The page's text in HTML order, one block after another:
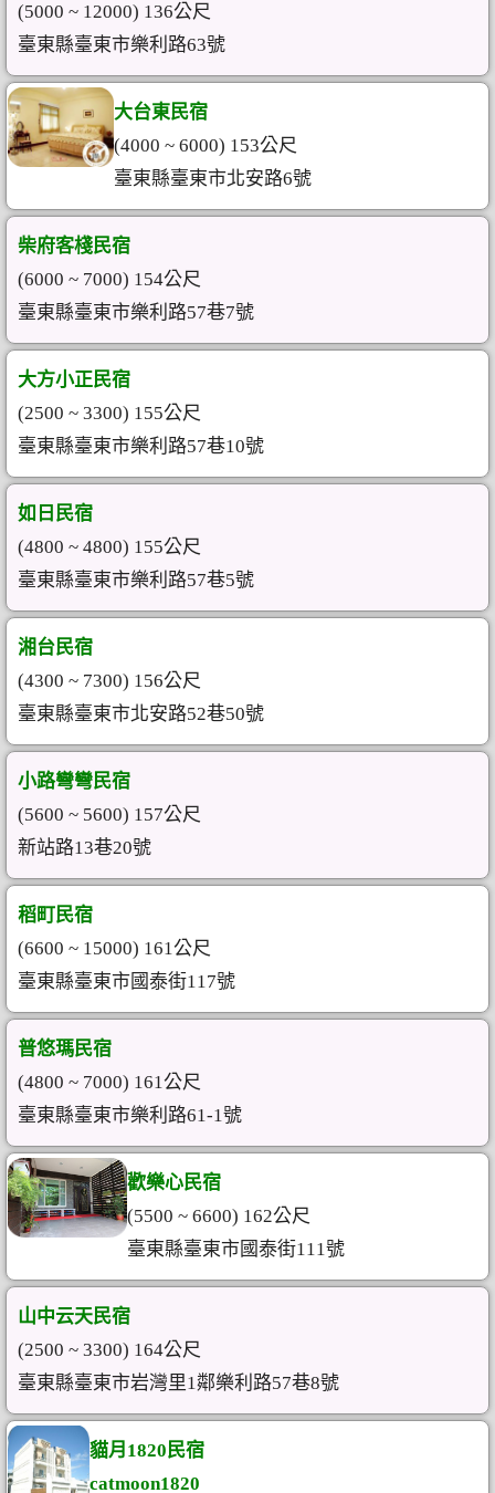
(5000 ~ 12000) 136公尺
臺東縣臺東市樂利路63號
大台東民宿
(4000 ~ 6000) 153公尺
臺東縣臺東市北安路6號
柴府客棧民宿
(6000 ~ 7000) 154公尺
臺東縣臺東市樂利路57巷7號
大方小正民宿
(2500 ~ 3300) 155公尺
臺東縣臺東市樂利路57巷10號
如日民宿
(4800 ~ 4800) 155公尺
臺東縣臺東市樂利路57巷5號
湘台民宿
(4300 ~ 7300) 156公尺
臺東縣臺東市北安路52巷50號
小路彎彎民宿
(5600 ~ 5600) 157公尺
新站路13巷20號
稻町民宿
(6600 ~ 15000) 161公尺
臺東縣臺東市國泰街117號
普悠瑪民宿
(4800 ~ 7000) 161公尺
臺東縣臺東市樂利路61-1號
歡樂心民宿
(5500 ~ 6600) 162公尺
臺東縣臺東市國泰街111號
山中云天民宿
(2500 ~ 3300) 164公尺
臺東縣臺東市岩灣里1鄰樂利路57巷8號
貓月1820民宿
catmoon1820